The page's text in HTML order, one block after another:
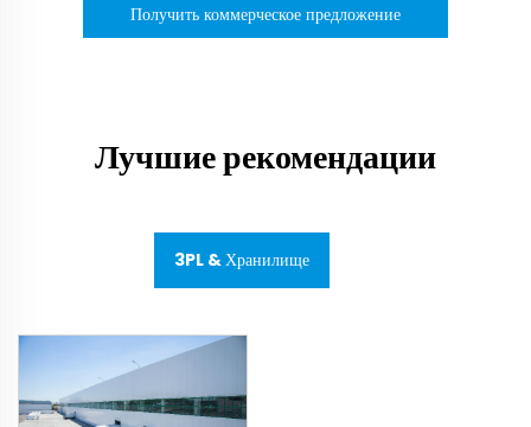
Получить коммерческое предложение
Лучшие рекомендации
3PL & Хранилище